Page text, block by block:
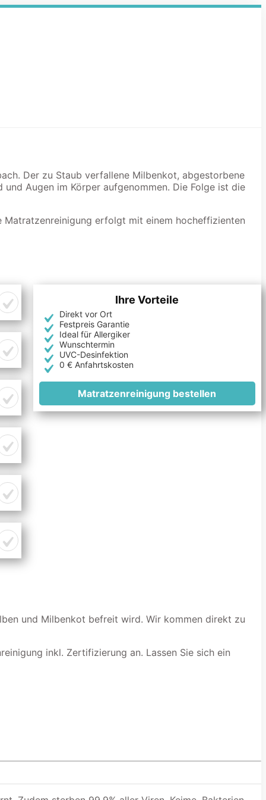
Der zu Staub verfallene Milbenkot, abgestorbene
Augen im Körper aufgenommen. Die Folge ist die
Matratzenreinigung erfolgt mit einem hocheffizienten
Ihre Vorteile
Direkt vor Ort
Festpreis Garantie
Ideal für Allergiker
Wunschtermin
UVC-Desinfektion
0 € Anfahrtskosten
Matratzenreinigung bestellen
und Milbenkot befreit wird. Wir kommen direkt zu
inkl. Zertifizierung an. Lassen Sie sich ein